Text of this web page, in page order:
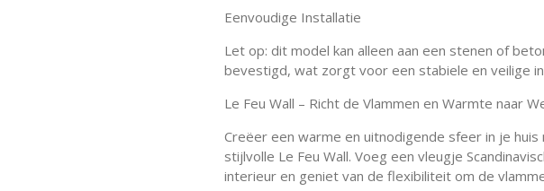
Eenvoudige Installatie
Let op: dit model kan alleen aan een stenen of
bevestigd, wat zorgt voor een stabiele en veilige
Le Feu Wall – Richt de Vlammen en Warmte naar
Creëer een warme en uitnodigende sfeer in je
stijlvolle Le Feu Wall. Voeg een vleugje
interieur en geniet van de flexibiliteit om de